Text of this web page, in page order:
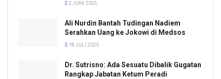
3 JUNI 2025
Ali Nurdin Bantah Tudingan Nadiem
Serahkan Uang ke Jokowi di Medsos
18 JULI 2025
Dr. Sutrisno: Ada Sesuatu Dibalik Gugatan
Rangkap Jabatan Ketum Peradi